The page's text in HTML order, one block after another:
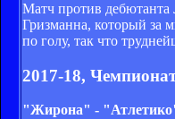
Матч против
Гризманна, который за
по голу, так что
2017-18,
"Жирона" -